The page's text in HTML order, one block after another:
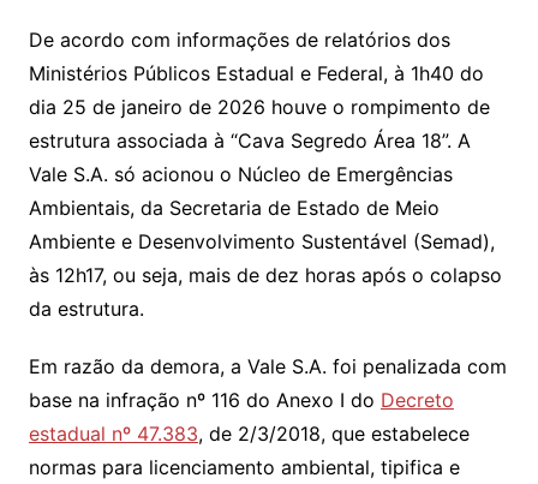
De acordo com informações de relatórios dos
Ministérios Públicos Estadual e Federal, à 1h40 do
dia 25 de janeiro de 2026 houve o rompimento de
estrutura associada à “Cava Segredo Área 18”. A
Vale S.A. só acionou o Núcleo de Emergências
Ambientais, da Secretaria de Estado de Meio
Ambiente e Desenvolvimento Sustentável (Semad),
às 12h17, ou seja, mais de dez horas após o colapso
da estrutura.
Em razão da demora, a Vale S.A. foi penalizada com
base na infração nº 116 do Anexo I do Decreto
estadual nº 47.383, de 2/3/2018, que estabelece
normas para licenciamento ambiental, tipifica e